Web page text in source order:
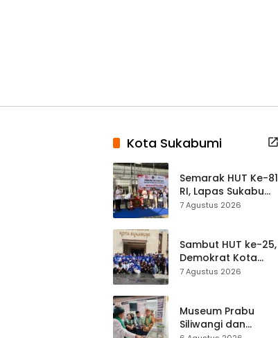
Kota Sukabumi
Semarak HUT Ke-81
RI, Lapas Sukabumi
Resmi Gelar Pekan
7 Agustus 2026
Sambut HUT ke-25,
Demokrat Kota
Sukabumi
ASRI Lewat Aksi
Bersih Masjid
7 Agustus 2026
Museum Prabu
Siliwangi dan